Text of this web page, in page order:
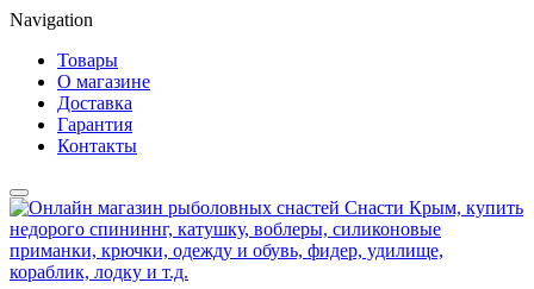
Navigation
Товары
О магазине
Доставка
Гарантия
Контакты